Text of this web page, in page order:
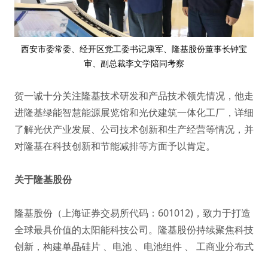
西安市委常委、经开区党工委书记康军、隆基股份董事长钟宝
审、副总裁李文学陪同考察
贺一诚十分关注隆基技术研发和产品技术领先情况，他走
进隆基绿能智慧能源展览馆和光伏建筑一体化工厂，详细
了解光伏产业发展、公司技术创新和生产经营等情况，并
对隆基在科技创新和节能减排等方面予以肯定。
关于隆基股份
隆基股份（上海证券交易所代码：601012)，致力于打造
全球最具价值的太阳能科技公司。隆基股份持续聚焦科技
创新，构建单晶硅片 、电池 、 电池组件 、 工商业分布式